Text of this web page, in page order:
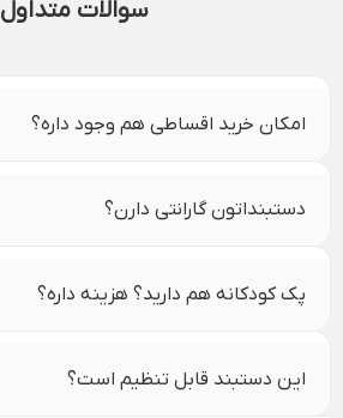
سوالات متداول
امکان خرید اقساطی هم وجود داره؟
دستبنداتون گارانتی دارن؟
پک کودکانه هم دارید؟ هزینه داره؟
این دستبند قابل تنظیم است؟